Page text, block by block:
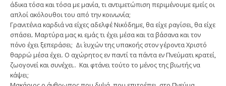
άδικα τόσα και τόσα με μανία, τι αντιμετώπιση περιμένουμε εμείς οι
απλοί ακόλουθοι του από την κοινωνία;
Γρανιτένια καρδιά να είχες αδελφέ Νικόδημε, θα είχε ραγίσει, θα είχε
σπάσει. Μαρτύρα μας κι εμάς τι έχει μέσα και τα βάσανα και τον
πόνο έχει ξεπεράσει; Δι΄ ευχών της υπακοής στον γέροντα Χριστό
θαρρώ μέσα έχει. O αχώρητος εν παντί τα πάντα εν Πνεύματι κρατεί,
ζωογονεί και συνέχει.. Και φτάνει τούτο το μένος της βιωτής να
κάψει;